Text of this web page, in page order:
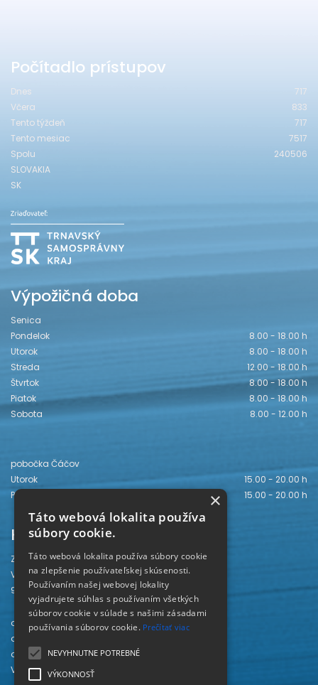
Počítadlo prístupov
Dnes
717
Včera
833
Tento týždeň
717
Tento mesiac
7517
Spolu
240506
SLOVAKIA
SK
Výpožičná doba
Senica
Pondelok
8.00 - 18.00 h
Utorok
8.00 - 18.00 h
Streda
12.00 - 18.00 h
Štvrtok
8.00 - 18.00 h
Piatok
8.00 - 18.00 h
Sobota
8.00 - 12.00 h
pobočka Čáčov
Utorok
15.00 - 20.00 h
Piatok
15.00 - 20.00 h
Kontakt
Záhorská knižnica
Vajanského 28
905 01 Senica
odd. beletrie 034/654 3780
odd. odbornej literatúry 034/651 2710
odd. pre deti a mládež 034/654 6519
Viac kontaktov nájdete
×
Táto webová lokalita používa
súbory cookie.
Táto webová lokalita používa súbory cookie
na zlepšenie používateľskej skúsenosti.
Používaním našej webovej lokality
vyjadrujete súhlas s používaním všetkých
súborov cookie v súlade s našimi zásadami
používania súborov cookie. Prečítať viac
NEVYHNUTNE POTREBNÉ
VÝKONNOSŤ